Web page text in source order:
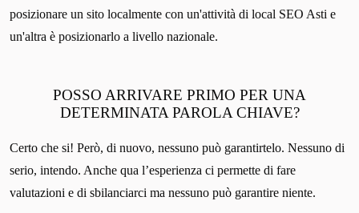
posizionare un sito localmente con un'attività di local SEO Asti e
un'altra è posizionarlo a livello nazionale.
POSSO ARRIVARE PRIMO PER UNA
DETERMINATA PAROLA CHIAVE?
Certo che si! Però, di nuovo, nessuno può garantirtelo. Nessuno di
serio, intendo. Anche qua l’esperienza ci permette di fare
valutazioni e di sbilanciarci ma nessuno può garantire niente.